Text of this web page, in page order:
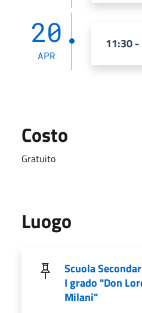
20
APR
11:30 -
Costo
Gratuito
Luogo
Scuola
I grado "Don
Milani"